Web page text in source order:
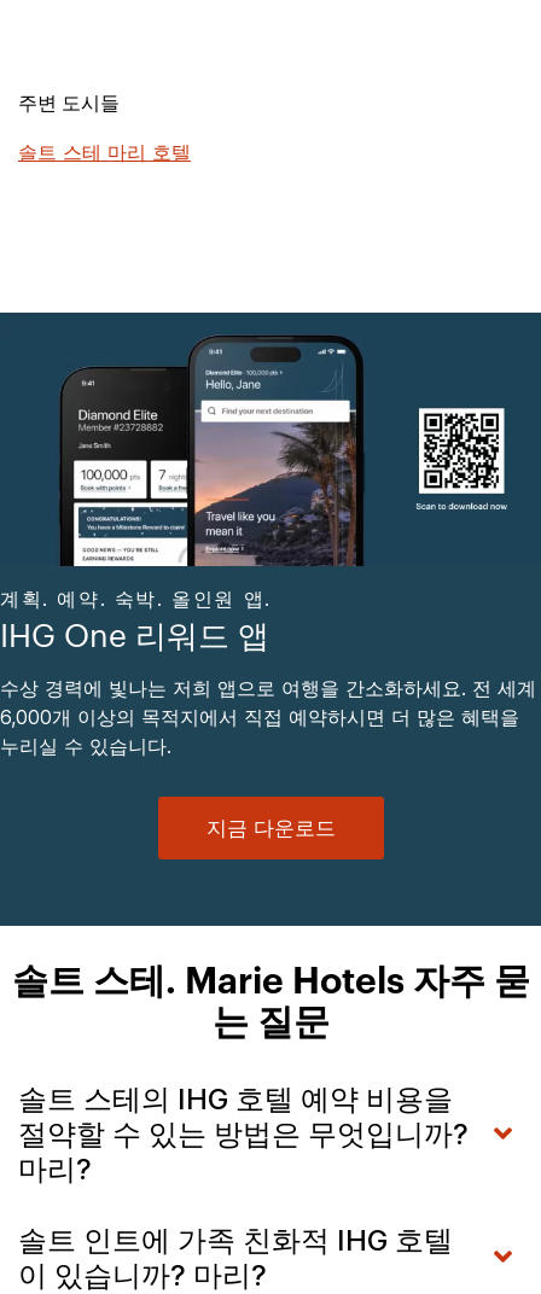
주변 도시들
솔트 스테 마리 호텔
계획. 예약. 숙박. 올인원 앱.
IHG One 리워드 앱
수상 경력에 빛나는 저희 앱으로 여행을 간소화하세요. 전 세계
6,000개 이상의 목적지에서 직접 예약하시면 더 많은 혜택을
누리실 수 있습니다.
지금 다운로드
솔트 스테. Marie Hotels 자주 묻
는 질문
솔트 스테의 IHG 호텔 예약 비용을
절약할 수 있는 방법은 무엇입니까?
마리?
솔트 인트에 가족 친화적 IHG 호텔
이 있습니까? 마리?